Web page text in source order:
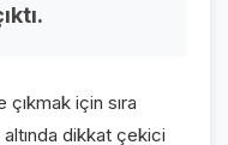
için sıra
dikkat çekici